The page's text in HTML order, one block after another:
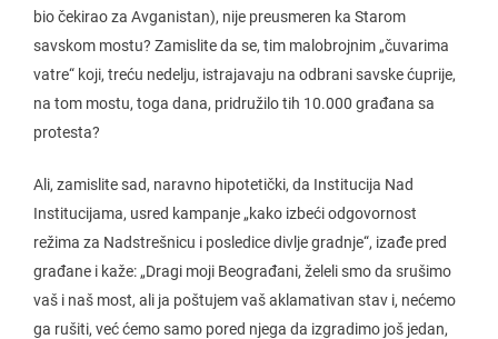
bio čekirao za Avganistan), nije preusmeren ka Starom
savskom mostu? Zamislite da se, tim malobrojnim „čuvarima
vatre“ koji, treću nedelju, istrajavaju na odbrani savske ćuprije,
na tom mostu, toga dana, pridružilo tih 10.000 građana sa
protesta?
Ali, zamislite sad, naravno hipotetički, da Institucija Nad
Institucijama, usred kampanje „kako izbeći odgovornost
režima za Nadstrešnicu i posledice divlje gradnje“, izađe pred
građane i kaže: „Dragi moji Beograđani, želeli smo da srušimo
vaš i naš most, ali ja poštujem vaš aklamativan stav i, nećemo
ga rušiti, već ćemo samo pored njega da izgradimo još jedan,